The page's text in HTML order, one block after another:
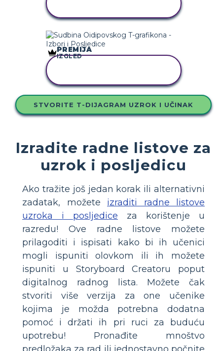
PREMIJA
IZGLED
STVORITE T-DIJAGRAM UZROK I UČINAK
Izradite radne listove za
uzrok i posljedicu
Ako tražite još jedan korak ili alternativni
zadatak, možete izraditi radne listove
uzroka i posljedice za korištenje u
razredu! Ove radne listove možete
prilagoditi i ispisati kako bi ih učenici
mogli ispuniti olovkom ili ih možete
ispuniti u Storyboard Creatoru poput
digitalnog radnog lista. Možete čak
stvoriti više verzija za one učenike
kojima je možda potrebna dodatna
pomoć i držati ih pri ruci za buduću
upotrebu! Pronađite mnoštvo